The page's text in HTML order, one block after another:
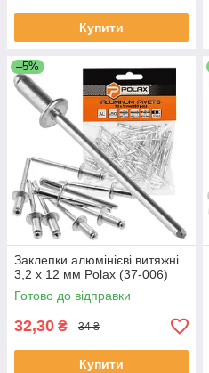
Купити
–5%
Заклепки алюмінієві витяжні
3,2 х 12 мм Polax (37-006)
Готово до відправки
32,30 ₴ 34 ₴
Купити